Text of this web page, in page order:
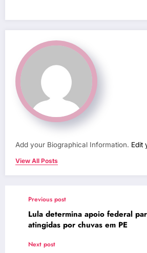
Add your Biographical Information. Edit
View All Posts
Previous post
Lula determina apoio federal
atingidas por chuvas em PE
Next post